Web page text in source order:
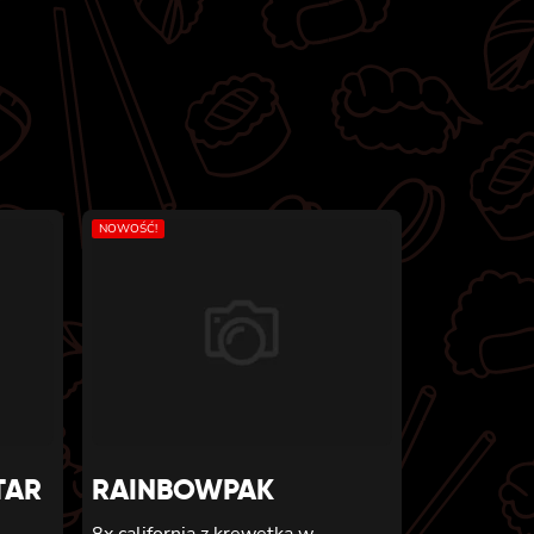
NOWOŚĆ!
RAINBOWPAK